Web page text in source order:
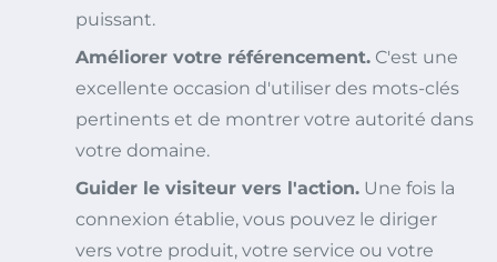
puissant.
Améliorer votre référencement. C'est une
excellente occasion d'utiliser des mots-clés
pertinents et de montrer votre autorité dans
votre domaine.
Guider le visiteur vers l'action. Une fois la
connexion établie, vous pouvez le diriger
vers votre produit, votre service ou votre